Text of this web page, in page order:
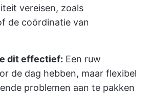
vereisen, zoals
de coördinatie van
dit effectief: Een ruw
de dag hebben, maar flexibel
problemen aan te pakken